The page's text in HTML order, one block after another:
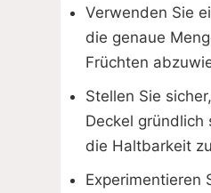
Verwenden Sie
die genaue
Früchten
Stellen Sie
Deckel
die Haltbarkeit
Experimentieren